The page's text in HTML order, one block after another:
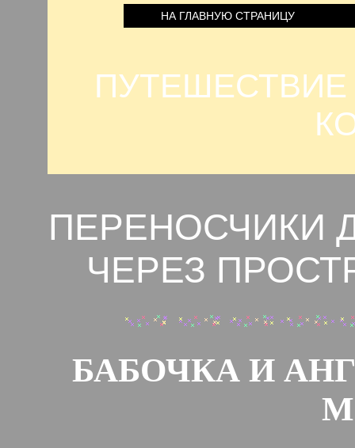
НА ГЛАВНУЮ СТРАНИЦУ
ПЕРЕНОСЧИКИ
ЧЕРЕЗ
БАБОЧКА И